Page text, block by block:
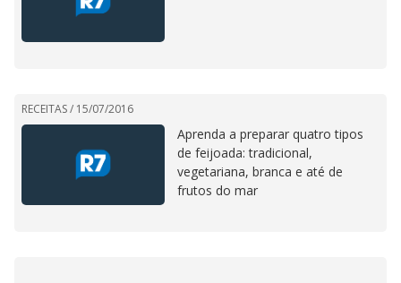
RECEITAS / 15/07/2016
Aprenda a preparar quatro tipos
de feijoada: tradicional,
vegetariana, branca e até de
frutos do mar